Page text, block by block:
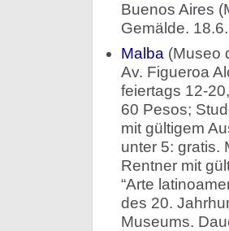
Buenos Aires
Gemälde.
Malba (Museo
Av. Figueroa
feiertags 12-
60 Pesos;
mit gültigem
unter 5: gratis.
Rentner mit
“Arte
des 20.
Museums.